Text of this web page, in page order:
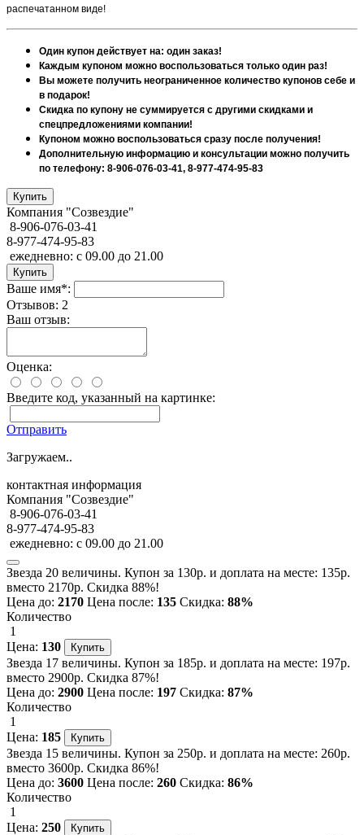
распечатанном виде!
Один купон действует на: один заказ!
Каждым купоном можно воспользоваться только один раз!
Вы можете получить неограниченное количество купонов себе и
в подарок!
Скидка по купону не суммируется с другими скидками и
спецпредложениями компании!
Купоном можно воспользоваться сразу после получения!
Дополнительную информацию и консультации можно получить
по телефону: 8-906-076-03-41, 8-977-474-95-83
Компания "Созвездие"
8-906-076-03-41
8-977-474-95-83
ежедневно: с 09.00 до 21.00
Ваше имя*:
Отзывов: 2
Ваш отзыв:
Оценка:
Введите код, указанный на картинке:
Отправить
Загружаем..
контактная информация
Компания "Созвездие"
8-906-076-03-41
8-977-474-95-83
ежедневно: с 09.00 до 21.00
Звезда 20 величины. Купон за 130р. и доплата на месте: 135р.
вместо 2170р. Скидка 88%!
Цена до: 2170 Цена после: 135 Скидка: 88%
Количество
1
Цена: 130
Звезда 17 величины. Купон за 185р. и доплата на месте: 197р.
вместо 2900р. Скидка 87%!
Цена до: 2900 Цена после: 197 Скидка: 87%
Количество
1
Цена: 185
Звезда 15 величины. Купон за 250р. и доплата на месте: 260р.
вместо 3600р. Скидка 86%!
Цена до: 3600 Цена после: 260 Скидка: 86%
Количество
1
Цена: 250